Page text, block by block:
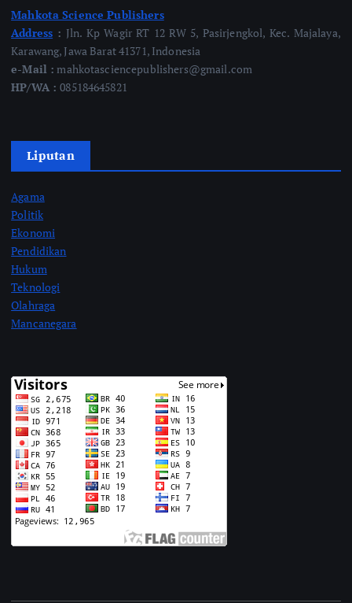
Mahkota Science Publishers
Address : Jln. Kp Wagir RT 12 RW 5, Pasirjengkol, Kec. Majalaya,
Karawang, Jawa Barat 41371, Indonesia
e-Mail : mahkotasciencepublishers@gmail.com
HP/WA :085184645821
Liputan
Agama
Politik
Ekonomi
Pendidikan
Hukum
Teknologi
Olahraga
Mancanegara